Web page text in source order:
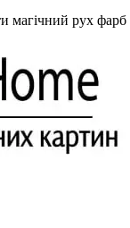
рух фарб